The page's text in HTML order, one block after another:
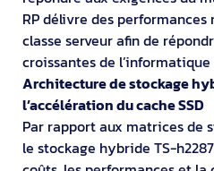
RP délivre des
classe serveur afin de
croissantes de
Architecture de stockage
l’accélération du cache SSD
Par rapport aux matrices de
le stockage hybride TS-